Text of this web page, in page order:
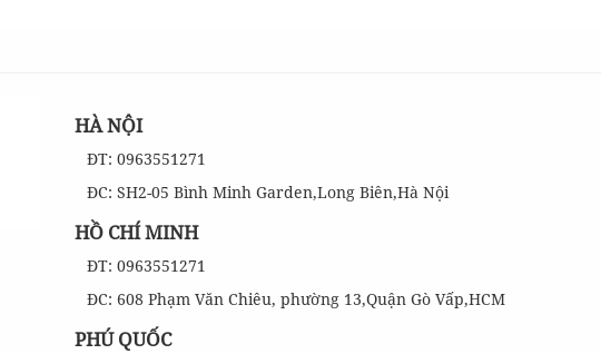
HÀ NỘI
ĐT: 0963551271
ĐC: SH2-05 Bình Minh Garden,Long Biên,Hà Nội
HỒ CHÍ MINH
ĐT: 0963551271
ĐC: 608 Phạm Văn Chiêu, phường 13,Quận Gò Vấp,HCM
PHÚ QUỐC